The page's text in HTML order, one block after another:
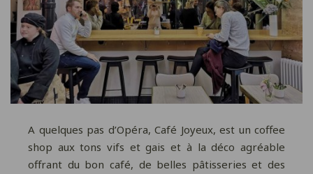
A quelques pas d’Opéra, Café Joyeux, est un coffee
shop aux tons vifs et gais et à la déco agréable
offrant du bon café, de belles pâtisseries et des